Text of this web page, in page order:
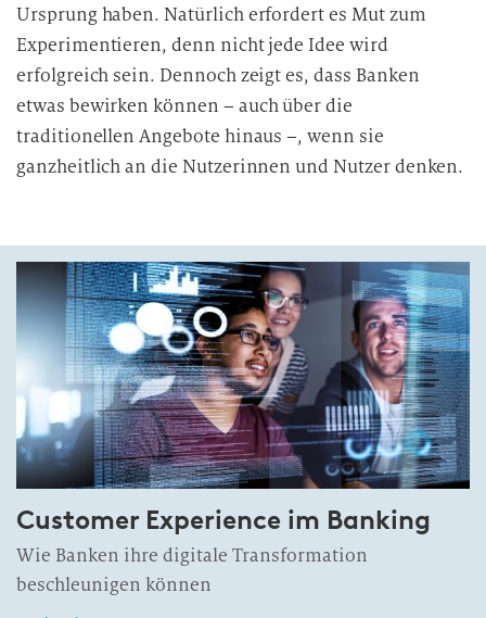
Ursprung haben. Natürlich erfordert es Mut zum
Experimentieren, denn nicht jede Idee wird
erfolgreich sein. Dennoch zeigt es, dass Banken
etwas bewirken können – auch über die
traditionellen Angebote hinaus –, wenn sie
ganzheitlich an die Nutzerinnen und Nutzer denken.
Customer Experience im Banking
Wie Banken ihre digitale Transformation
beschleunigen können